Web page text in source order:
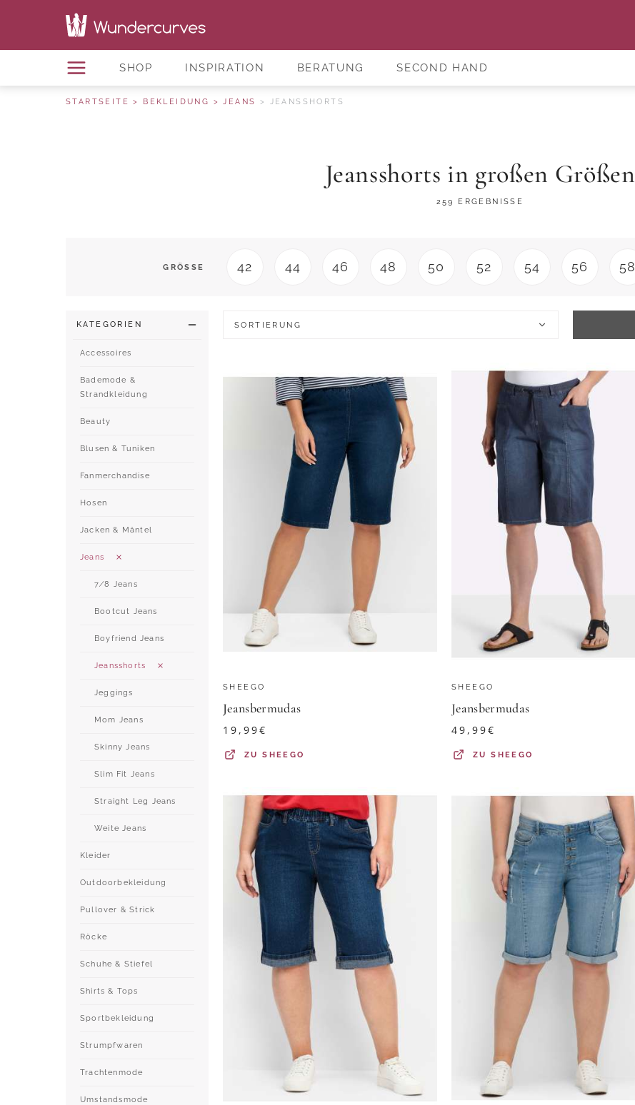
SHOP INSPIRATION BERATUNG SECOND HAND
STARTSEITE BEKLEIDUNG JEANS JEANSSHORTS
Jeansshorts in großen Größen
259 ERGEBNISSE
GRÖSSE 42 44 46 48 50 52 54 56 58
KATEGORIEN
Accessoires
Bademode &
Strandkleidung
Beauty
Blusen & Tuniken
Fanmerchandise
Hosen
Jacken & Mäntel
Jeans
7∕8 Jeans
Bootcut Jeans
Boyfriend Jeans
Jeansshorts
Jeggings
Mom Jeans
Skinny Jeans
Slim Fit Jeans
Straight Leg Jeans
Weite Jeans
Kleider
Outdoorbekleidung
Pullover & Strick
Röcke
Schuhe & Stiefel
Shirts & Tops
Sportbekleidung
Strumpfwaren
Trachtenmode
Umstandsmode
SORTIERUNG
SHEEGO
Jeansbermudas
19,99€
ZUSHEEGO
SHEEGO
Jeansbermudas
49,99€
ZUSHEEGO